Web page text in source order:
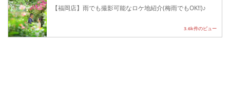
【福岡店】雨でも撮影可能なロケ地紹介(梅雨でもOK!!)♪
3.6k件のビュー